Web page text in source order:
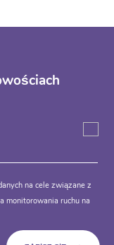
na cele związane z
monitorowania ruchu na